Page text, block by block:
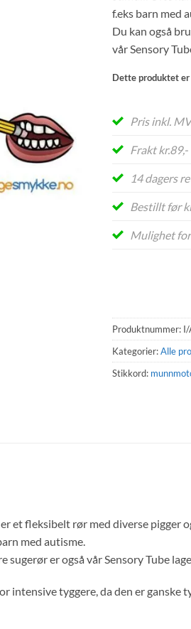
f.eks barn med
Du kan også
vår Sensory
Dette produktet
Pris inkl.
Frakt
14 dagers
Bestillt før
Mulighet
Produktnummer: I/
Kategorier:Alle
Stikkord:
et fleksibelt rør med diverse
med autisme.
sugerør er også vår Sensory Tube
intensive tyggere, da den er ganske